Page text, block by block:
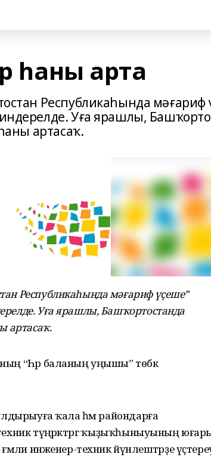
һаны арта
Республикаһында мәғариф
Уға ярашлы,
артасаҡ.
Республикаһында мәғариф үҫеше”
Уға ярашлы, Башҡортостанда
артасаҡ.
“Һәр баланың уңышы” төбәк
ҡала һәм райондарға
түңәрәктәргә ҡыҙыҡһыныуының
инженер-техник йүнәлештәрҙе